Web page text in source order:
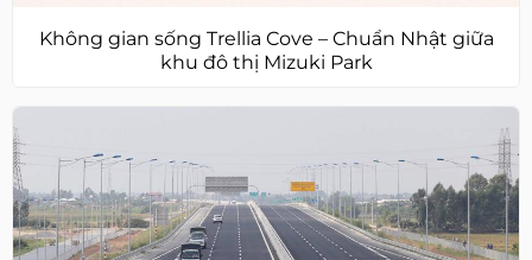
Không gian sống Trellia Cove – Chuẩn Nhật giữa
khu đô thị Mizuki Park